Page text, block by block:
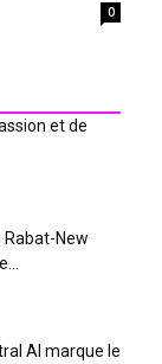
0
et de
Rabat-New
AI marque le